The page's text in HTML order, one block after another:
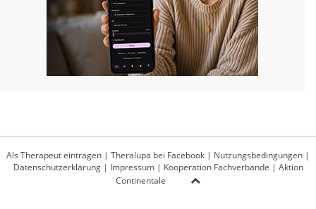
Als Therapeut eintragen | Theralupa bei Facebook | Nutzungsbedingungen |
Datenschutzerklärung| Impressum| Kooperation Fachverbände | Aktion
Continentale